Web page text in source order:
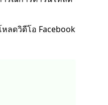
ลดวิดีโอ Facebook